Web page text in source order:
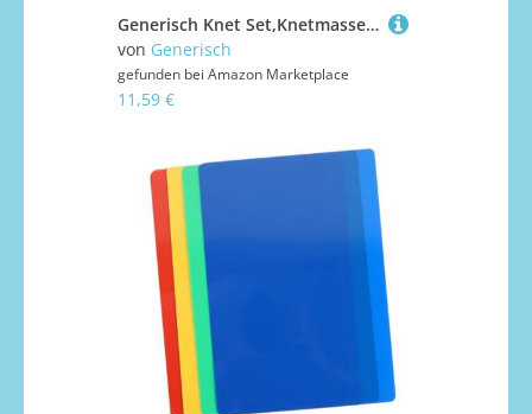
Generisch Knet Set,Knetmasse | Kreatives Lernspielzeug zur Förderung von Hand-Auge-Koordination für Zuhause Kindergarten Reisen Mädchen
von Generisch
gefunden bei Amazon Marketplace
11,59 €